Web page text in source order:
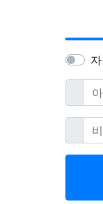
아이디
비밀번